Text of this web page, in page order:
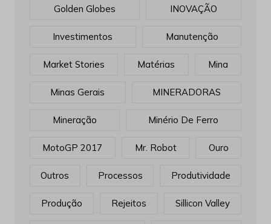
Golden Globes INOVAÇÃO
Investimentos Manutenção
Market Stories Matérias Mina
Minas Gerais MINERADORAS
Mineração Minério De Ferro
MotoGP 2017 Mr. Robot Ouro
Outros Processos Produtividade
Produção Rejeitos Sillicon Valley